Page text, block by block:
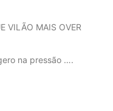
VILÃO MAIS OVER
na pressão ….